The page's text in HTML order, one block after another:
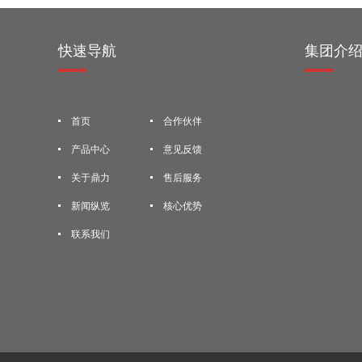
快速导航
首页
产品中心
关于鼎力
新闻纵览
联系我们
合作伙伴
意见反馈
售后服务
核心优势
集团介绍